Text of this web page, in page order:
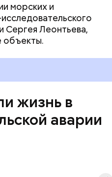
морских и
Сергея Леонтьева,
объекты.
жизнь в
аварии